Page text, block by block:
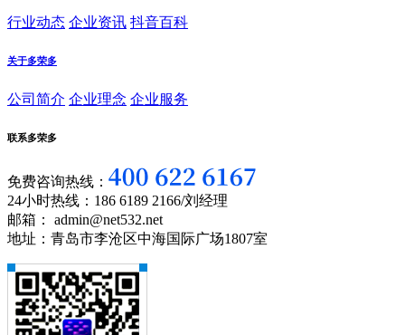
行业动态 企业资讯 抖音百科
关于多荣多
公司简介 企业理念 企业服务
联系多荣多
免费咨询热线：
24小时热线：186 6189 2166/刘经理
邮箱： admin@net532.net
地址：青岛市李沧区中海国际广场1807室